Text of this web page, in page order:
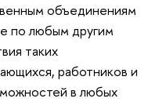
объединениям
по любым другим
таких
работников и
в любых